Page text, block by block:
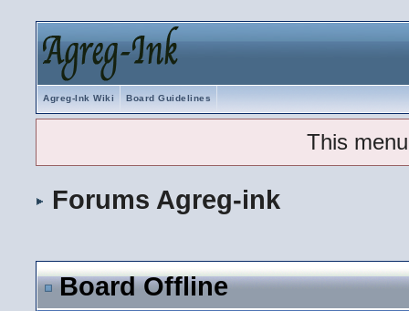
Agreg-Ink Wiki Board Guidelines
This
Forums Agreg-ink
Board Offline